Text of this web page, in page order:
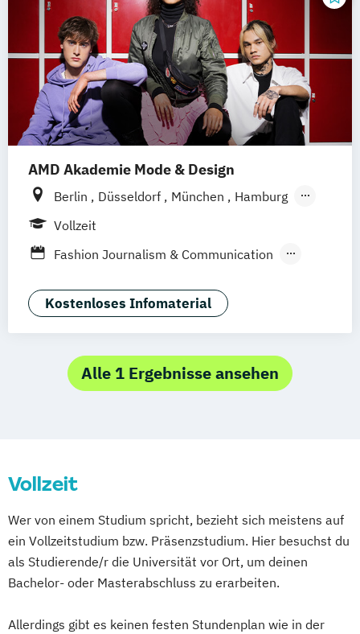
AMD Akademie Mode & Design
Berlin Düsseldorf München
Hamburg
Wiesbaden
Vollzeit
Fashion Journalism & Communication
Industrie & Produkt Design
Interior Design
Kostenloses Infomaterial
Alle 1 Ergebnisse ansehen
Vollzeit
Wer von einem Studium spricht, bezieht sich meistens auf
ein Vollzeitstudium bzw. Präsenzstudium. Hier besuchst du
als Studierende/r die Universität vor Ort, um deinen
Bachelor- oder Masterabschluss zu erarbeiten.
Allerdings gibt es keinen festen Stundenplan wie in der